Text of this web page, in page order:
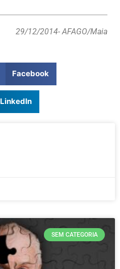
29/12/2014- AFAGO/Maia
Facebook
LinkedIn
SEM CATEGORIA